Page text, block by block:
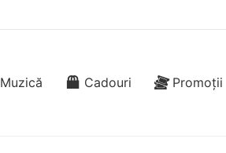
Muzică Cadouri Promoții